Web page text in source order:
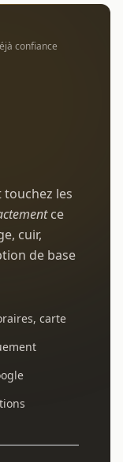
confiance
les
ce
cuir,
de base
carte